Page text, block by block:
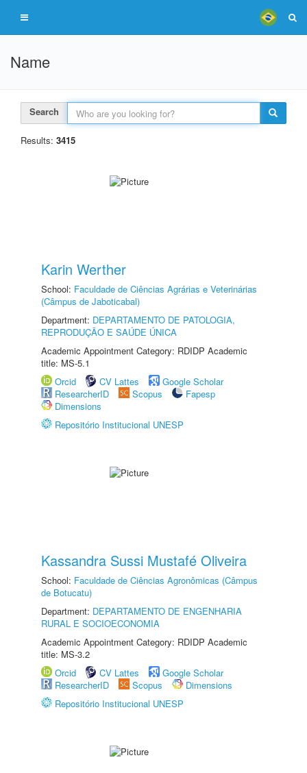
Name
Search
Results: 3415
Karin Werther
School: Faculdade de Ciências Agrárias e Veterinárias
(Câmpus de Jaboticabal)
Department: DEPARTAMENTO DE PATOLOGIA,
REPRODUÇÃO E SAÚDE ÚNICA
Academic Appointment Category: RDIDP Academic
title: MS-5.1
Orcid
CV Lattes
Google Scholar
ResearcherID
Scopus
Fapesp
Dimensions
Repositório Institucional UNESP
Kassandra Sussi Mustafé Oliveira
School: Faculdade de Ciências Agronômicas (Câmpus
de Botucatu)
Department: DEPARTAMENTO DE ENGENHARIA
RURAL E SOCIOECONOMIA
Academic Appointment Category: RDIDP Academic
title: MS-3.2
Orcid
CV Lattes
Google Scholar
ResearcherID
Scopus
Dimensions
Repositório Institucional UNESP